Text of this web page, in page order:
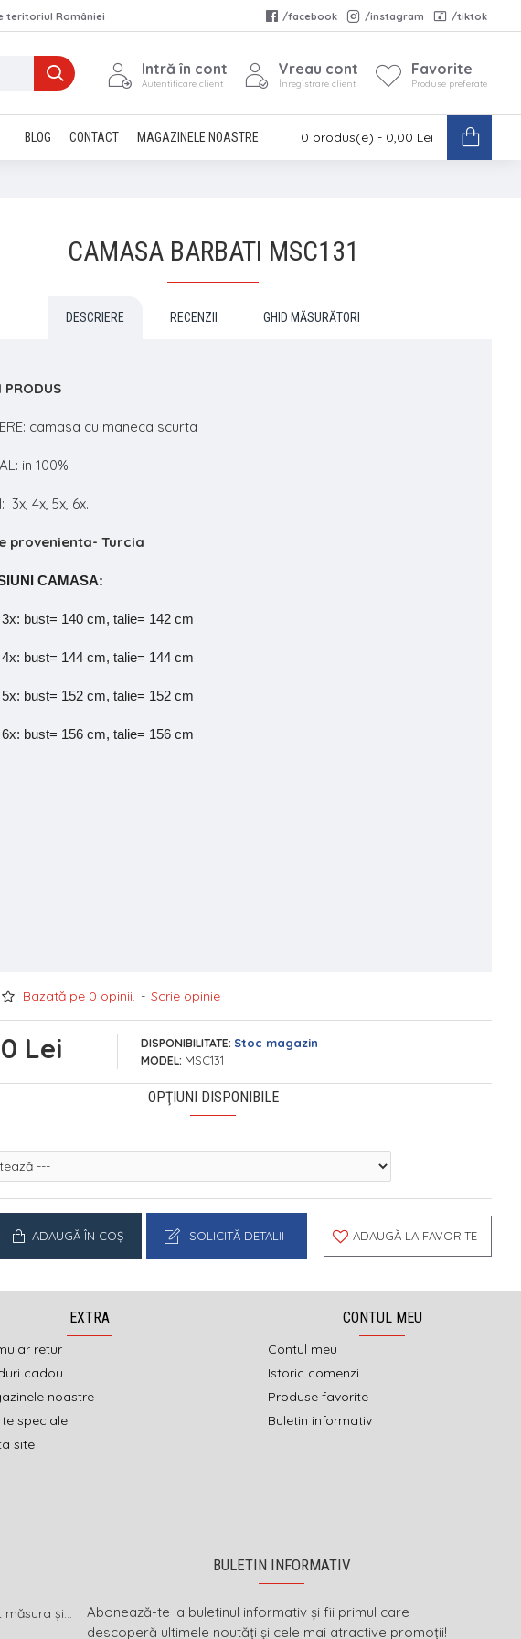
teritoriul României /facebook /instagram /tiktok
Intră în cont
Autentificare client
Vreau cont
Înregistrare client
Favorite
Produse preferate
BLOG CONTACT MAGAZINELE NOASTRE 0 produs(e) - 0,00 Lei
CAMASA BARBATI MSC131
DESCRIERE RECENZII GHID MĂSURĂTORI
PRODUS
camasa cu maneca scurta
in 100%
3x, 4x, 5x, 6x.
provenienta- Turcia
CAMASA:
bust= 140 cm, talie= 142 cm
bust= 144 cm, talie= 144 cm
bust= 152 cm, talie= 152 cm
bust= 156 cm, talie= 156 cm
Bazată pe 0 opinii. - Scrie opinie
Lei DISPONIBILITATE: Stoc magazin
MODEL: MSC131
OPŢIUNI DISPONIBILE
ADAUGĂ ÎN COŞ SOLICITĂ DETALII ADAUGĂ LA FAVORITE
EXTRA
retur
cadou
noastre
speciale
site
CONTUL MEU
Contul meu
Istoric comenzi
Produse favorite
Buletin informativ
Ghid de mărimi XXL pentru bărbați - Cum îți afli corect măsura și ce înseamnă diferența dintre mărimi
BULETIN INFORMATIV
Abonează-te la buletinul informativ și fii primul care
descoperă ultimele noutăți și cele mai atractive promoții!